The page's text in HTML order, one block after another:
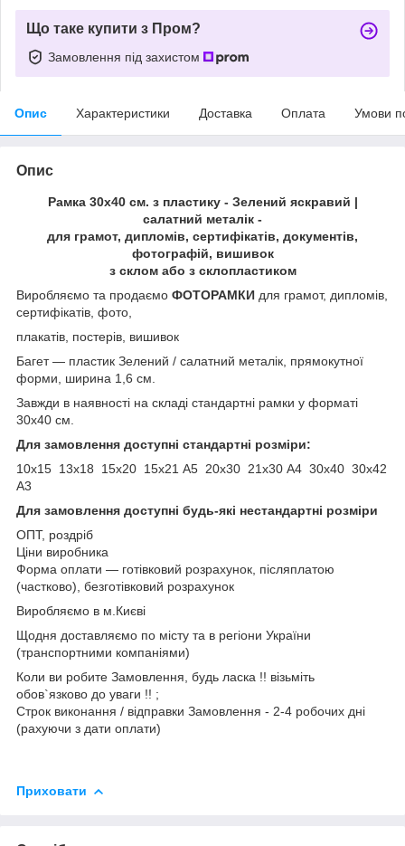
Що таке купити з Пром?
Замовлення під захистом
Опис Характеристики Доставка Оплата Умови
Опис
Рамка 30х40 см. з пластику - Зелений яскравий |
салатний металік -
для грамот, дипломів, сертифікатів, документів,
фотографій, вишивок
з склом або з склопластиком
Виробляємо та продаємо ФОТОРАМКИ для грамот, дипломів,
сертифікатів, фото,
плакатів, постерів, вишивок
Багет ― пластик Зелений / салатний металік, прямокутної
форми, ширина 1,6 см.
Завжди в наявності на складі стандартні рамки у форматі
30х40 см.
Для замовлення доступні стандартні розміри:
10х15 13х18 15х20 15х21 А5 20х30 21х30 А4 30х40 30х42
А3
Для замовлення доступні будь-які нестандартні розміри
ОПТ, роздріб
Ціни виробника
Форма оплати ― готівковий розрахунок, післяплатою
(частково), безготівковий розрахунок
Виробляємо в м.Києві
Щодня доставляємо по місту та в регіони України
(транспортними компаніями)
Коли ви робите Замовлення, будь ласка !! візьміть
обов`язково до уваги !! ;
Строк виконання / відправки Замовлення - 2-4 робочих дні
(рахуючи з дати оплати)
Приховати